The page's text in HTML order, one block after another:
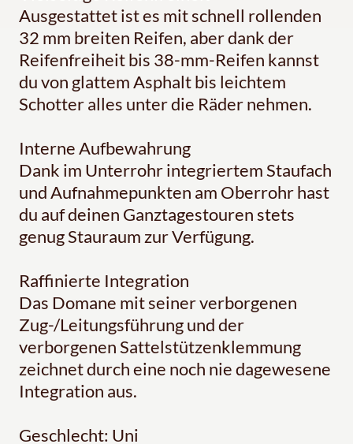
Ausgestattet ist es mit schnell rollenden
32 mm breiten Reifen, aber dank der
Reifenfreiheit bis 38-mm-Reifen kannst
du von glattem Asphalt bis leichtem
Schotter alles unter die Räder nehmen.
Interne Aufbewahrung
Dank im Unterrohr integriertem Staufach
und Aufnahmepunkten am Oberrohr hast
du auf deinen Ganztagestouren stets
genug Stauraum zur Verfügung.
Raffinierte Integration
Das Domane mit seiner verborgenen
Zug-/Leitungsführung und der
verborgenen Sattelstützenklemmung
zeichnet durch eine noch nie dagewesene
Integration aus.
Geschlecht: Uni